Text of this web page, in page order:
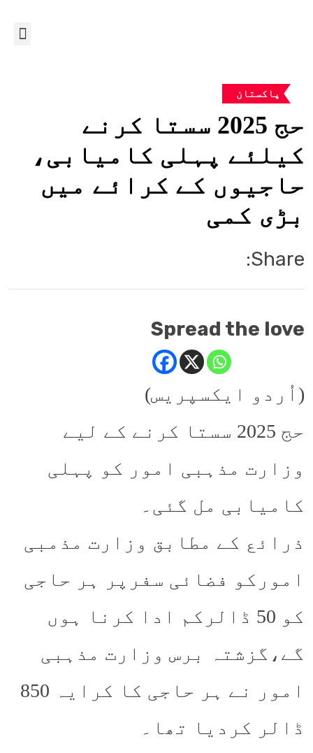
پاکستان
حج 2025 سستا کرنے
کیلئے پہلی کامیابی،
حاجیوں کے کرائے میں
بڑی کمی
Share:
Spread the love
(اُردو ایکسپریس)
حج 2025 سستا کرنے کے لیے
وزارت مذہبی امور کو پہلی
کامیابی مل گئی۔
ذرائع کے مطابق وزارت مذمبی
امورکو فضائی سفرپر ہر حاجی
کو 50 ڈالرکم ادا کرنا ہوں
گے،گزشتہ برس وزارت مذہبی
امور نے ہر حاجی کا کرایہ 850
ڈالر کردیا تھا۔